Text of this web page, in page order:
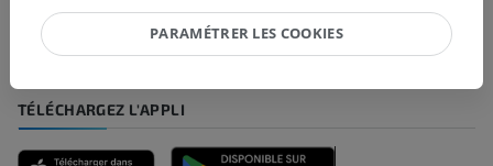
Signaler un problème
TÉLÉCHARGEZ L'APPLI
PARAMÉTRER LES COOKIES